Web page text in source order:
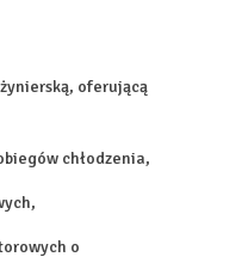
oferującą
chłodzenia,
o